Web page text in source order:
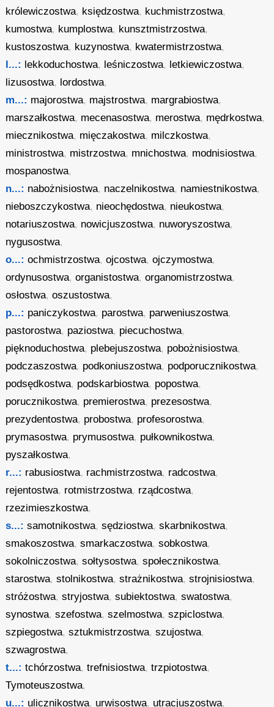
królewiczostwa, księdzostwa, kuchmistrzostwa,
kumostwa, kumplostwa, kunsztmistrzostwa,
kustoszostwa, kuzynostwa, kwatermistrzostwa,
l...: lekkoduchostwa, leśniczostwa, letkiewiczostwa,
lizusostwa, lordostwa,
m...: majorostwa, majstrostwa, margrabiostwa,
marszałkostwa, mecenasostwa, merostwa, mędrkostwa,
miecznikostwa, mięczakostwa, milczkostwa,
ministrostwa, mistrzostwa, mnichostwa, modnisiostwa,
mospanostwa,
n...: nabożnisiostwa, naczelnikostwa, namiestnikostwa,
nieboszczykostwa, nieochędostwa, nieukostwa,
notariuszostwa, nowicjuszostwa, nuworyszostwa,
nygusostwa,
o...: ochmistrzostwa,ojcostwa,ojczymostwa,
ordynusostwa,organistostwa,organomistrzostwa,
osłostwa,oszustostwa,
p...: paniczykostwa, parostwa, parweniuszostwa,
pastorostwa, paziostwa, piecuchostwa,
pięknoduchostwa, plebejuszostwa, pobożnisiostwa,
podczaszostwa, podkoniuszostwa, podporucznikostwa,
podsędkostwa, podskarbiostwa, popostwa,
porucznikostwa, premierostwa, prezesostwa,
prezydentostwa, probostwa, profesorostwa,
prymasostwa, prymusostwa, pułkownikostwa,
pyszałkostwa,
r...: rabusiostwa, rachmistrzostwa, radcostwa,
rejentostwa, rotmistrzostwa, rządcostwa,
rzezimieszkostwa,
s...: samotnikostwa,sędziostwa,skarbnikostwa,
smakoszostwa,smarkaczostwa,sobkostwa,
sokolniczostwa,sołtysostwa,społecznikostwa,
starostwa,stolnikostwa,strażnikostwa,strojnisiostwa,
stróżostwa,stryjostwa,subiektostwa,swatostwa,
synostwa,szefostwa,szelmostwa,szpiclostwa,
szpiegostwa,sztukmistrzostwa,szujostwa,
szwagrostwa,
t...: tchórzostwa,trefnisiostwa,trzpiotostwa,
Tymoteuszostwa,
u...: ulicznikostwa, urwisostwa, utracjuszostwa,